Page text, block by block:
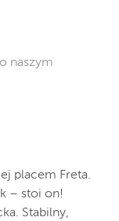
naszym
placem Freta.
– stoi on!
Stabilny,